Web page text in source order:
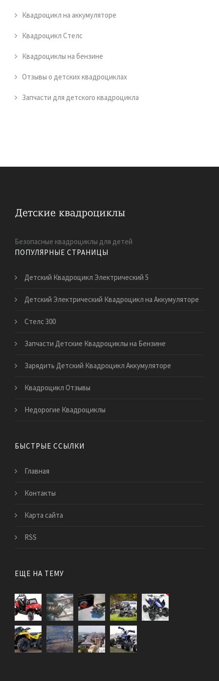
Квадроцикл на аккумуляторе
Квадроцикл Стелс
Квадроциклы на бензине
Отзывы о детских квадроциклах
Запчасти для детского квадроцикла
Безопасные квадроциклы для детей
ПОПУЛЯРНЫЕ СТРАНИЦЫ
Детский Квадроцикл Электрический 5
Детский Электрический Квадроцикл на Аккумуляторе
Стелс 300
Запчасти Детские Квадроциклы на Бензине
Зарядить Детский Квадроцикл Аккумуляторе
Квадроцикл Отзывы
Недорогие Квадроциклы
БЫСТРЫЕ ССЫЛКИ
Главная
Контакты
Карта сайта
RSS
ЕЩЕ НА ТЕМУ